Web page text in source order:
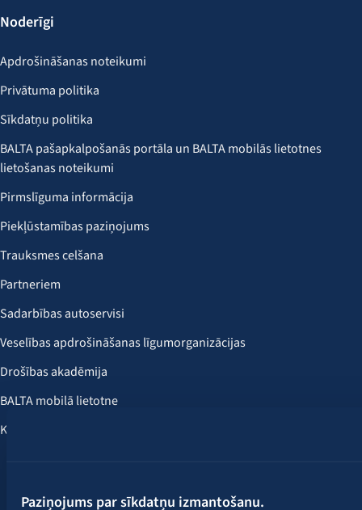
Paziņojums par sīkdatņu izmantošanu.
Noderīgi
Apdrošināšanas noteikumi
Privātuma politika
Sīkdatņu politika
BALTA pašapkalpošanās portāla un BALTA mobilās lietotnes
lietošanas noteikumi
Pirmslīguma informācija
Piekļūstamības paziņojums
Trauksmes celšana
Partneriem
Sadarbības autoservisi
Veselības apdrošināšanas līgumorganizācijas
Drošības akadēmija
BALTA mobilā lietotne
Klientu labumi